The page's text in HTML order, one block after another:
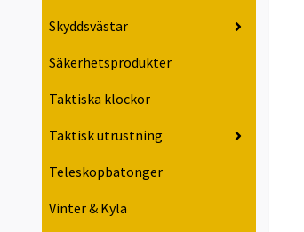
Skyddsvästar
Säkerhetsprodukter
Taktiska klockor
Taktisk utrustning
Teleskopbatonger
Vinter & Kyla